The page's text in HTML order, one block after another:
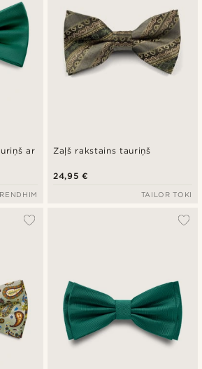
ar
Zaļš rakstains tauriņš
24,95 €
TAILOR TOKI